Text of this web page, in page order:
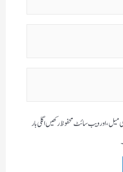
میل، اور ویب سائٹ محفوظ رکھیں اگلی بار